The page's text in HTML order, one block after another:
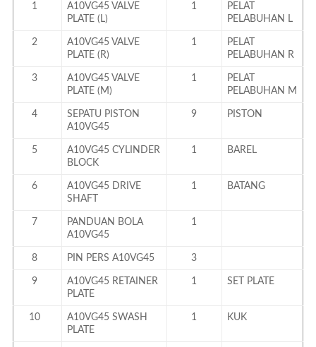
1
A10VG45 VALVE
PLATE (L)
1
PELAT
PELABUHAN L
2
A10VG45 VALVE
PLATE (R)
1
PELAT
PELABUHAN R
3
A10VG45 VALVE
PLATE (M)
1
PELAT
PELABUHAN M
4
SEPATU PISTON
A10VG45
9 PISTON
5
A10VG45 CYLINDER
BLOCK
1 BAREL
6
A10VG45 DRIVE
SHAFT
1 BATANG
7
PANDUAN BOLA
A10VG45
1
8 PIN PERS A10VG45 3
9
A10VG45 RETAINER
PLATE
1 SET PLATE
10
A10VG45 SWASH
PLATE
1 KUK